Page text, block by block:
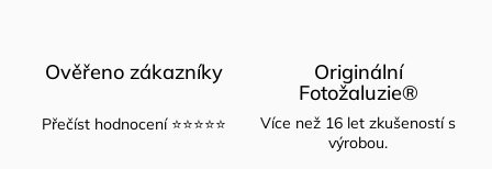
Ověřeno zákazníky
Přečíst hodnocení ⭐⭐⭐⭐⭐
Originální
Fotožaluzie®
Více než 16 let zkušeností s
výrobou.